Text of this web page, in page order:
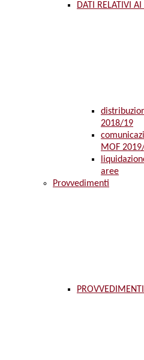
DATI RELATIVI
2018/19
MOF
aree
Provvedimenti